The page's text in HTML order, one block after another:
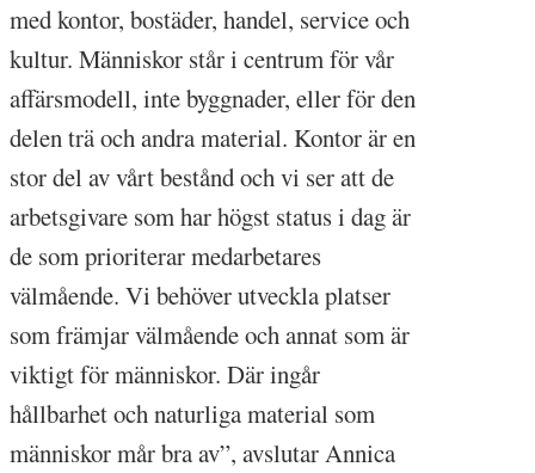
med kontor, bostäder, handel, service och
kultur. Människor står i centrum för vår
affärsmodell, inte byggnader, eller för den
delen trä och andra material. Kontor är en
stor del av vårt bestånd och vi ser att de
arbetsgivare som har högst status i dag är
de som prioriterar medarbetares
välmående. Vi behöver utveckla platser
som främjar välmående och annat som är
viktigt för människor. Där ingår
hållbarhet och naturliga material som
människor mår bra av”, avslutar Annica